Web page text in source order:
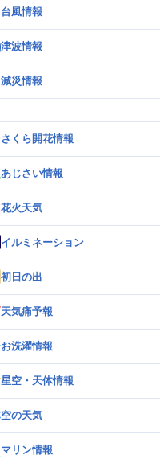
台風情報
津波情報
減災情報
さくら開花情報
あじさい情報
花火天気
イルミネーション
初日の出
天気痛予報
お洗濯情報
星空・天体情報
空の天気
マリン情報